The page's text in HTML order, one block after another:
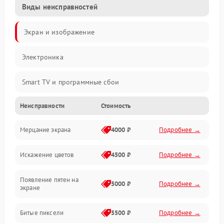
Виды неисправностей
Экран и изображение
Электроника
Smart TV и программные сбои
Питание и запуск
Подсветка и LED-модули
Звук и аудиосистема
Сигнал и приём каналов
Неисправности Стоимость
Мерцание экрана 4000 ₽ Подробнее →
Искажение цветов 4500 ₽ Подробнее →
Появление пятен на
экране
5000 ₽ Подробнее →
Битые пиксели 5500 ₽ Подробнее →